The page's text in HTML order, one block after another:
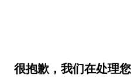
很抱歉，我们在处理